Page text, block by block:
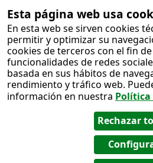
Esta página web usa
En esta web se sirven cookies
permitir y optimizar su
cookies de terceros con el fin
funcionalidades de redes
basada en sus hábitos de
rendimiento y tráfico web.
información en nuestra Política